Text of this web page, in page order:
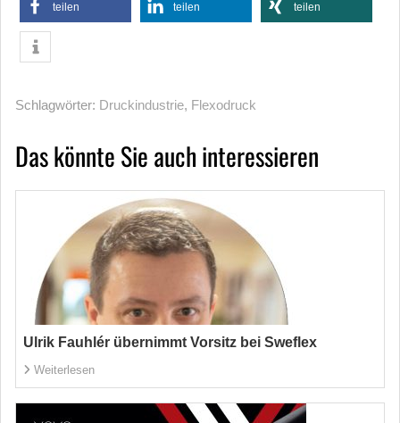
teilen teilen teilen
Schlagwörter: Druckindustrie, Flexodruck
Das könnte Sie auch interessieren
Ulrik Fauhlér übernimmt Vorsitz bei Sweflex
Weiterlesen